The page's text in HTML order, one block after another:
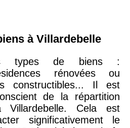
€ 10 415 €
€ 2 667 €
à Villardebelle
types de biens :
rénovées ou
constructibles... Il est
de la répartition
Villardebelle. Cela est
significativement le